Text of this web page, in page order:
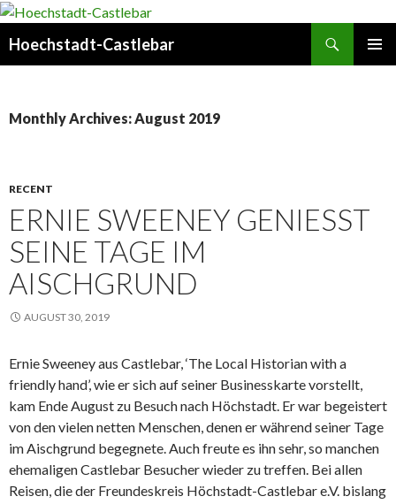
Hoechstadt-Castlebar
Monthly Archives: August 2019
RECENT
ERNIE SWEENEY GENIESST S
EINE TAGE IM A
ISCHGRUND
AUGUST 30, 2019
Ernie Sweeney aus Castlebar, ‘The Local Historian with a
friendly hand’, wie er sich auf seiner Businesskarte vorstellt,
kam Ende August zu Besuch nach Höchstadt. Er war begeistert
von den vielen netten Menschen, denen er während seiner Tage
im Aischgrund begegnete. Auch freute es ihn sehr, so manchen
ehemaligen Castlebar Besucher wieder zu treffen. Bei allen
Reisen, die der Freundeskreis Höchstadt-Castlebar e.V. bislang